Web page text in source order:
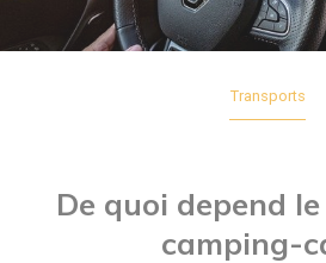
Transports
De quoi depend
camping-